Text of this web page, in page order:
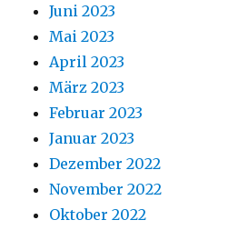
Juni 2023
Mai 2023
April 2023
März 2023
Februar 2023
Januar 2023
Dezember 2022
November 2022
Oktober 2022